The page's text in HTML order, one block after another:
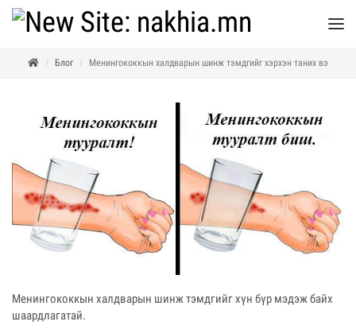
Блог Менингококкын халдварын шинж тэмдгийг хэрхэн таних вэ
Менингококкын халдварын шинж тэмдгийг хүн бүр мэдэж байх
шаардлагатай.